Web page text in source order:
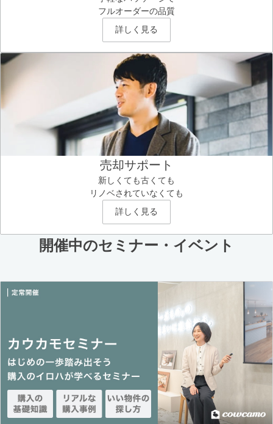
フルオーダーの品質
詳しく見る
売却サポート
新しくても古くても
リノベされていなくても
詳しく見る
開催中のセミナー・イベント